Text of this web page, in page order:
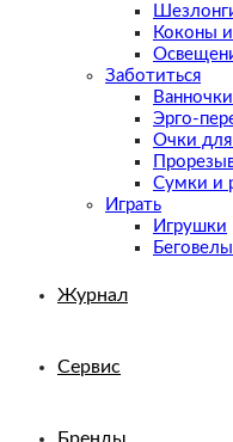
Коконы
Заботиться
Ванночки
Эрго-
Очки для
Сумки и
Играть
Игрушки
Журнал
Сервис